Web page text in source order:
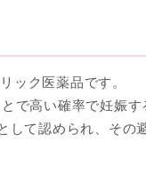
ック医薬品です。
で高い確率で妊娠す
して認められ、その